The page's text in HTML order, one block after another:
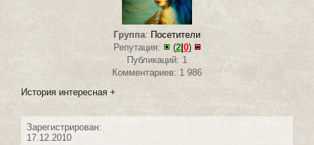
Группа: Посетители
Репутация:
(2|0)
Публикаций: 1
Комментариев: 1 986
История интересная +
Зарегистрирован:
17.12.2010